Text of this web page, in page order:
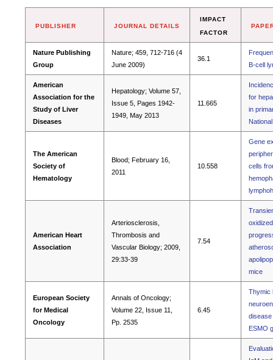
PUBLISHER JOURNAL DETAILS
IMPACT
FACTOR
Nature Publishing
Group
Nature; 459, 712-716 (4
June 2009)
36.1
B-cell
American
Association for the
Study of Liver
Diseases
Hepatology; Volume 57,
Issue 5, Pages 1942-
1949, May 2013
11.665
for
in
The American
Society of
Hematology
Blood; February 16,
2011
10.558
Gene
cells
American Heart
Association
Arteriosclerosis,
Thrombosis and
Vascular Biology; 2009,
29:33-39
7.54
mice
European Society
for Medical
Oncology
Annals of Oncology;
Volume 22, Issue 11,
Pp. 2535
6.45
Thymic
disease
ESMO